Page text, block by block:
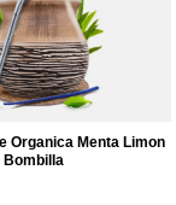
Organica Menta Limon
Bombilla